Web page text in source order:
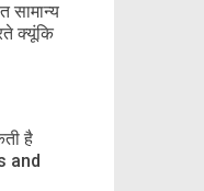
सामान्य
क्यूंकि
है
and